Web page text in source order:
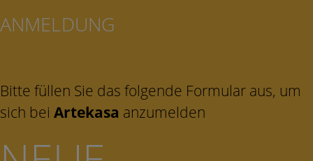
ANMELDUNG
Bitte füllen Sie das folgende Formular aus, um
sich bei Artekasa anzumelden